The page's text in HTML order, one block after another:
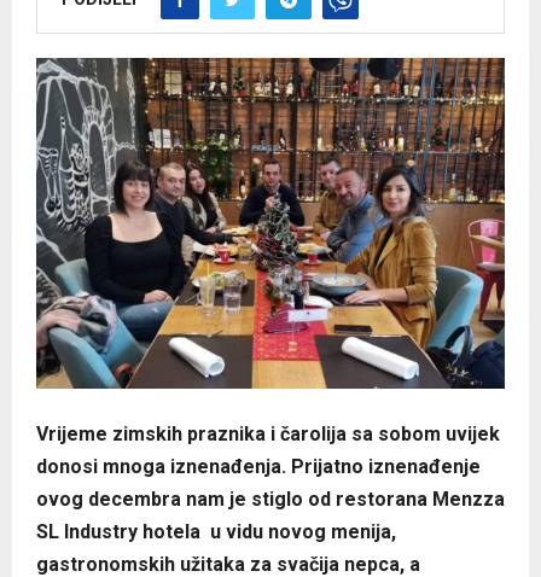
Vrijeme zimskih praznika i čarolija sa sobom uvijek
donosi mnoga iznenađenja. Prijatno iznenađenje
ovog decembra nam je stiglo od restorana Menzza
SL Industry hotela u vidu novog menija,
gastronomskih užitaka za svačija nepca, a